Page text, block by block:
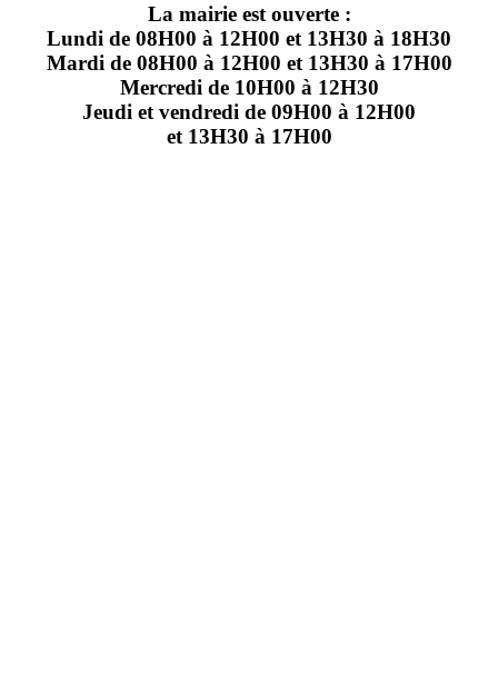
La mairie est ouverte :
Lundi de 08H00 à 12H00 et 13H30 à 18H30
Mardi de 08H00 à 12H00 et 13H30 à 17H00
Mercredi de 10H00 à 12H30
Jeudi et vendredi de 09H00 à 12H00
et 13H30 à 17H00